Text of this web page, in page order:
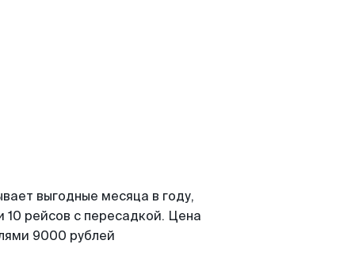
выгодные месяца в году,
рейсов с пересадкой. Цена
9000 рублей